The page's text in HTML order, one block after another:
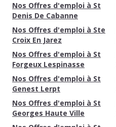
Nos Offres d'emploi à St
Denis De Cabanne
Nos Offres d'emploi à Ste
Croix En Jarez
Nos Offres d'emploi à St
Forgeux Lespinasse
Nos Offres d'emploi à St
Genest Lerpt
Nos Offres d'emploi à St
Georges Haute Ville